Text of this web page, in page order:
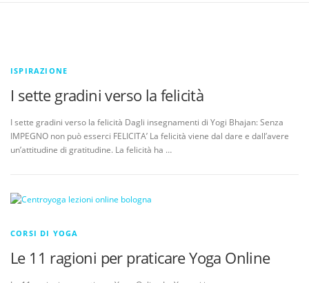
CONTATTI BLOG
ISPIRAZIONE
I sette gradini verso la felicità
I sette gradini verso la felicità Dagli insegnamenti di Yogi Bhajan: Senza
IMPEGNO non può esserci FELICITA’ La felicità viene dal dare e dall’avere
un’attitudine di gratitudine. La felicità ha …
CORSI DI YOGA
Le 11 ragioni per praticare Yoga Online